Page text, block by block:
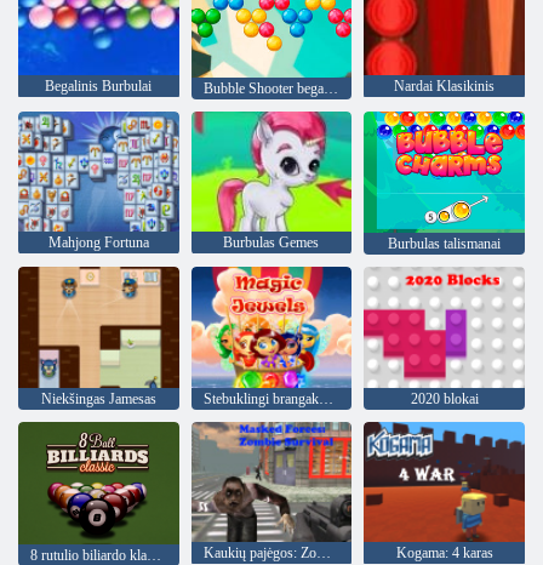
Begalinis Burbulai Bubble Shooter begalinis Nardai Klasikinis
Mahjong Fortuna Burbulas Gemes Burbulas talismanai
Niekšingas Jamesas Stebuklingi brangakmeniai 2020 blokai
Kaukių pajėgos: Zombie Survival Kogama: 4 karas